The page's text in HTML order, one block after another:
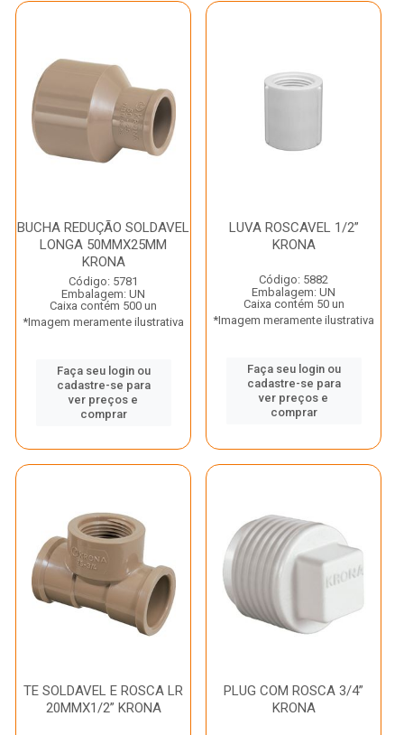
BUCHA REDUÇÃO SOLDAVEL
LONGA 50MMX25MM
KRONA
Código: 5781
Embalagem: UN
Caixa contém 500 un
*Imagem meramente ilustrativa
Faça seu login ou
cadastre-se para
ver preços e
comprar
LUVA ROSCAVEL 1/2”
KRONA
Código: 5882
Embalagem: UN
Caixa contém 50 un
*Imagem meramente ilustrativa
Faça seu login ou
cadastre-se para
ver preços e
comprar
TE SOLDAVEL E ROSCA LR
20MMX1/2” KRONA
PLUG COM ROSCA 3/4”
KRONA